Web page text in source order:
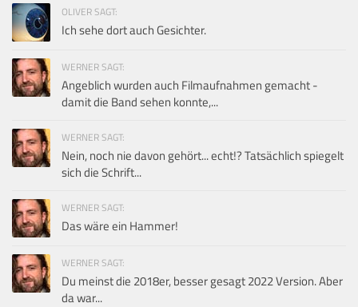
OLIVER SAGT:
Ich sehe dort auch Gesichter.
WERNER SAGT:
Angeblich wurden auch Filmaufnahmen gemacht -
damit die Band sehen konnte,...
WERNER SAGT:
Nein, noch nie davon gehört... echt!? Tatsächlich spiegelt
sich die Schrift...
WERNER SAGT:
Das wäre ein Hammer!
WERNER SAGT:
Du meinst die 2018er, besser gesagt 2022 Version. Aber
da war...